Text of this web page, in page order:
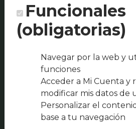
Funcionales
(obligatorias)
Navegar por la web y
funciones
Acceder a Mi Cuenta y
modificar mis datos de
Personalizar el
base a tu navegación